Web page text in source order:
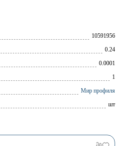
10591956
0.24
0.0001
1
Мир профиля
шт